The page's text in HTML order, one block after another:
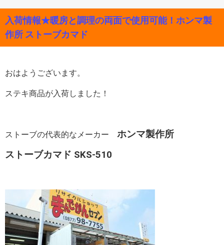
入荷情報★暖房と調理の両面で使用可能！ホンマ製
作所 ストーブカマド
おはようございます。
ステキ商品が入荷しました！
ストーブの代表的なメーカー ホンマ製作所
ストーブカマド SKS-510